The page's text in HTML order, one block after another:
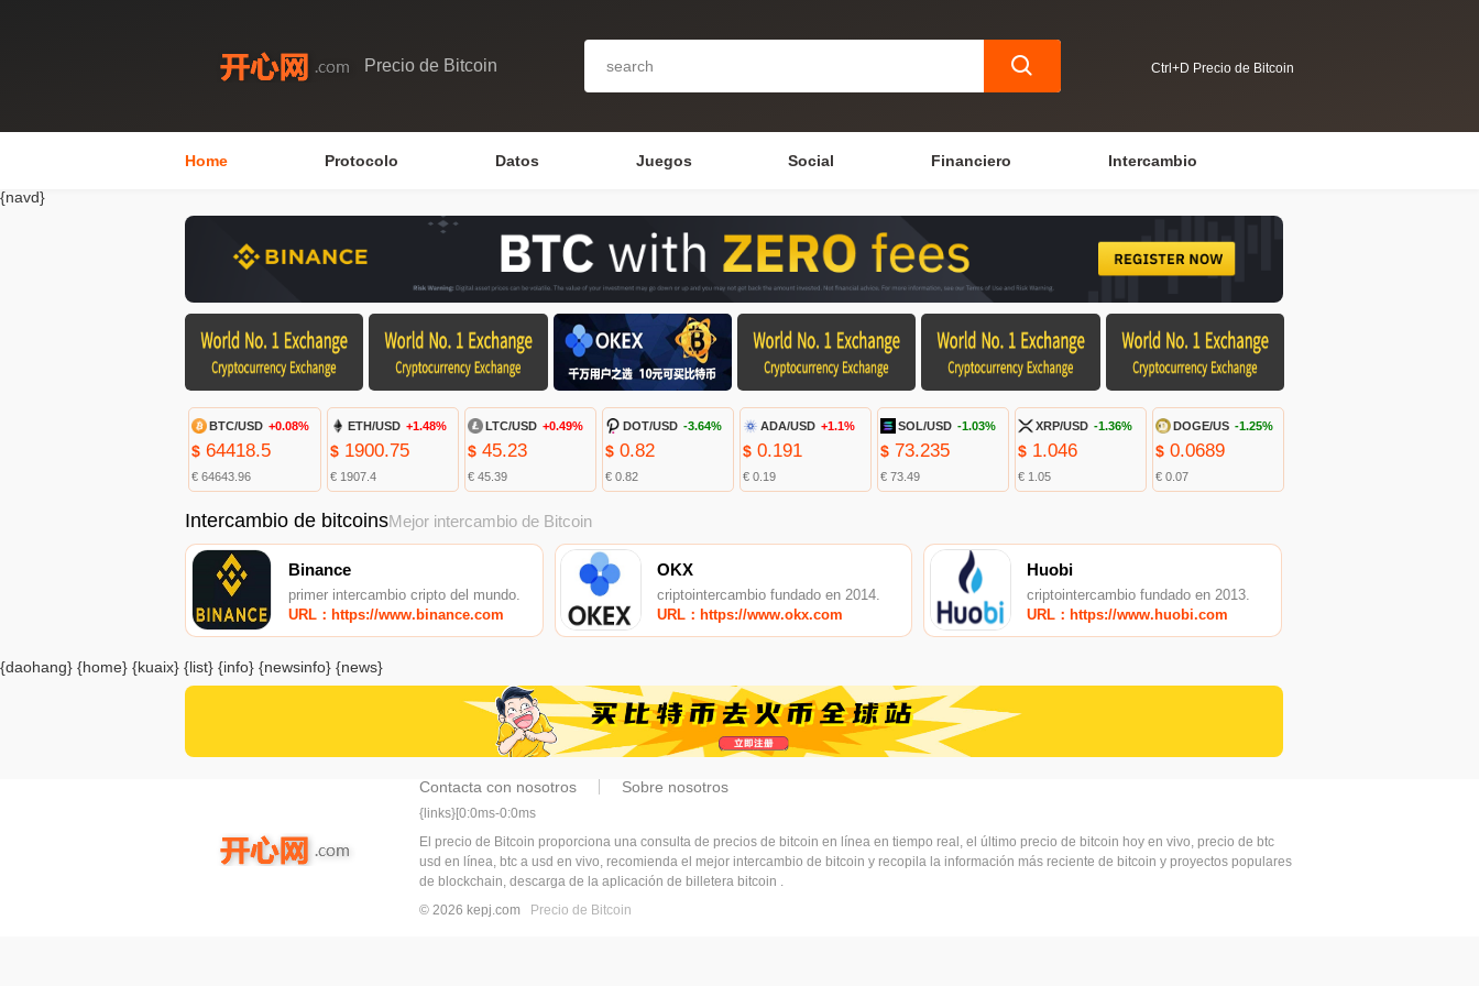
Precio de Bitcoin Ctrl+D Precio de Bitcoin
Home Protocolo Datos Juegos Social Financiero Intercambio
{navd}
BTC/USD +0.08%
$ 64418.5
€ 64643.96
ETH/USD +1.48%
$1900.75
€ 1907.4
LTC/USD +0.49%
$45.23
€ 45.39
DOT/USD -3.64%
$0.82
€ 0.82
ADA/USD +1.1%
$0.191
€ 0.19
SOL/USD -1.03%
$ 73.235
€ 73.49
XRP/USD -1.36%
$ 1.046
€ 1.05
DOGE/US -1.25%
$ 0.0689
€ 0.07
Intercambio de bitcoinsMejor intercambio de Bitcoin
Binance
primer intercambio cripto del mundo.
URL：https://www.binance.com
OKX
criptointercambio fundado en 2014.
URL：https://www.okx.com
Huobi
criptointercambio fundado en 2013.
URL：https://www.huobi.com
{daohang} {home} {kuaix} {list} {info} {newsinfo} {news}
Contacta con nosotros Sobre nosotros
{links}[0:0ms-0:0ms
El precio de Bitcoin proporciona una consulta de precios de bitcoin en línea en tiempo real, el último precio de bitcoin hoy en vivo, precio de btc
usd en línea, btc a usd en vivo, recomienda el mejor intercambio de bitcoin y recopila la información más reciente de bitcoin y proyectos populares
de blockchain, descarga de la aplicación de billetera bitcoin .
© 2026 kepj.com
Precio de Bitcoin